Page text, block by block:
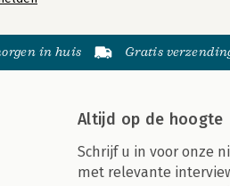
in huis Gratis
Altijd op de hoogte
Schrijf u in voor onze
met relevante